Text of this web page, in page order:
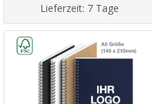
Lieferzeit: 7 Tage